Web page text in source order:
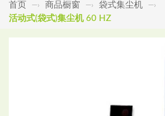
首页 —› 商品橱窗 —› 袋式集尘机 —›
活动式(袋式)集尘机 60 HZ